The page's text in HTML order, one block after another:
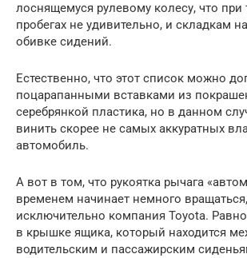
лоснящемуся рулевому колесу, что при
пробегах не удивительно, и складкам
обивке сидений.
Естественно, что этот список можно
поцарапанными вставками из
серебрянкой пластика, но в данном
винить скорее не самых аккуратных
автомобиль.
А вот в том, что рукоятка рычага
временем начинает немного
исключительно компания Toyota.
в крышке ящика, который находится
водительским и пассажирским